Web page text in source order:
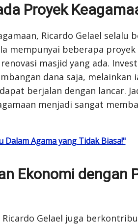
Proyek
Ricardo Gelael selalu
mempunyai beberapa
masjid yang ada.
dana saja, melainkan
berjalan dengan lancar.
menjadi sangat
Agama yang Tidak Biasa!"
Ekonomi dengan
Gelael juga